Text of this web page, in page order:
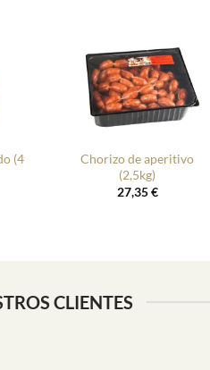
(4
Chorizo de aperitivo
(2,5kg)
27,35€
CLIENTES